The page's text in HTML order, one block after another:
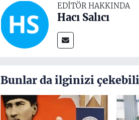
EDITÖR HAKKINDA
Hacı Salıcı
Bunlar da ilginizi